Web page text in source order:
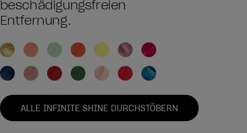
beschädigungsfreien
Entfernung.
ALLE INFINITE SHINE DURCHSTÖBERN